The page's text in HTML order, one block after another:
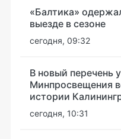
«Балтика»
выезде в сезоне
сегодня, 09:32
В новый перечень
Минпросвещения
истории
сегодня, 10:31